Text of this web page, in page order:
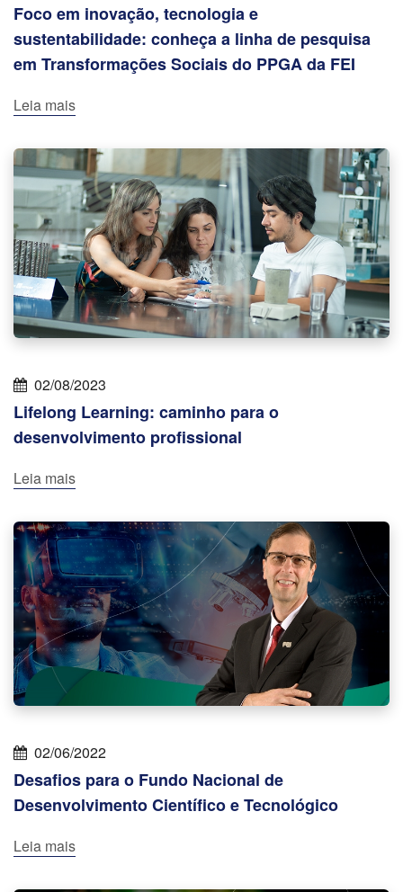
Foco em inovação, tecnologia e
sustentabilidade: conheça a linha de pesquisa
em Transformações Sociais do PPGA da FEI
Leia mais
02/08/2023
Lifelong Learning: caminho para o
desenvolvimento profissional
Leia mais
02/06/2022
Desafios para o Fundo Nacional de
Desenvolvimento Científico e Tecnológico
Leia mais